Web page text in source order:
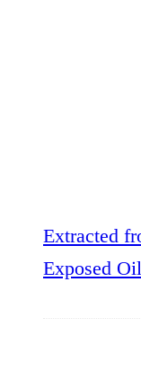
Extracted
Exposed